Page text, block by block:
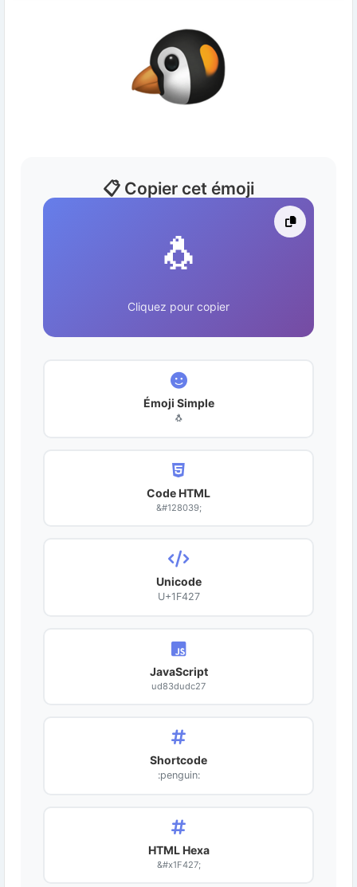
📋 Copier cet émoji
🐧
Cliquez pour copier
Émoji Simple
🐧
Code HTML
&#128039;
Unicode
U+1F427
JavaScript
ud83dudc27
Shortcode
:penguin:
HTML Hexa
&#x1F427;